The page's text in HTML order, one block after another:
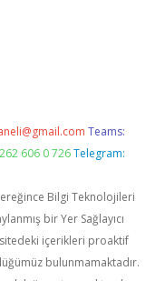
Teams:
606 0 726 Telegram:
Bilgi Teknolojileri
bir Yer Sağlayıcı
içerikleri proaktif
bulunmamaktadır.